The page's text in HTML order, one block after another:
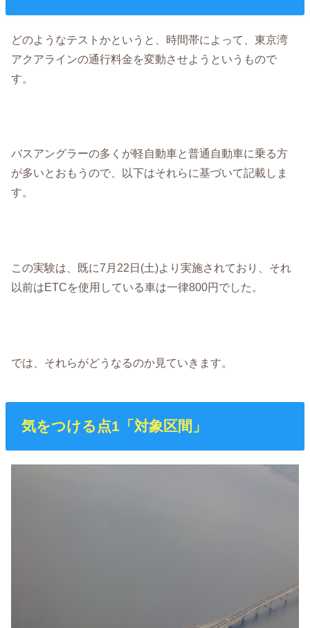
どのようなテストかというと、時間帯によって、東京湾
アクアラインの通行料金を変動させようというもので
す。
バスアングラーの多くが軽自動車と普通自動車に乗る方
が多いとおもうので、以下はそれらに基づいて記載しま
す。
この実験は、既に7月22日(土)より実施されており、それ
以前はETCを使用している車は一律800円でした。
では、それらがどうなるのか見ていきます。
気をつける点1「対象区間」